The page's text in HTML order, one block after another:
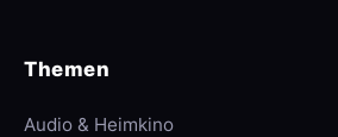
Themen
Audio & Heimkino